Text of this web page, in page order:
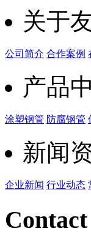
关于
公司简介 合作案例
产品
涂塑钢管 防腐钢管
新闻
企业新闻 行业动态